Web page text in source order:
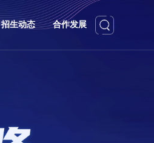
招生动态 合作发展